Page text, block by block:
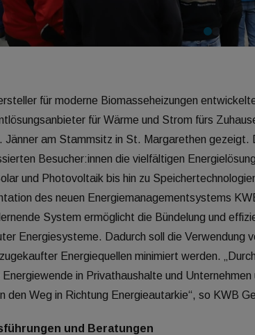
für moderne Biomasseheizungen
für Wärme und Strom fürs
Jänner am Stammsitz in St. Margarethen gezeigt.
Besucher:innen die vielfältigen
und Photovoltaik bis hin zu
des neuen Energiemanagementsystems
System ermöglicht die Bündelung und
Energiesysteme. Dadurch soll die Verwendung
Energiequellen minimiert werden.
Energiewende in Privathaushalte und Unternehmen
den Weg in Richtung Energieautarkie“, so KWB
und Beratungen